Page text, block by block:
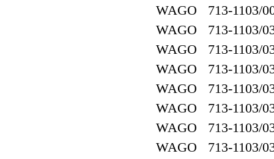
WAGO 713-1103/
WAGO 713-1103/
WAGO 713-1103/
WAGO 713-1103/
WAGO 713-1103/
WAGO 713-1103/
WAGO 713-1103/
WAGO 713-1103/